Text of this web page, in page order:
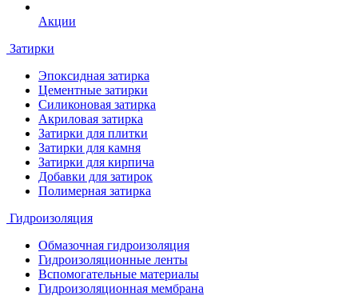
Акции
Затирки
Эпоксидная затирка
Цементные затирки
Силиконовая затирка
Акриловая затирка
Затирки для плитки
Затирки для камня
Затирки для кирпича
Добавки для затирок
Полимерная затирка
Гидроизоляция
Обмазочная гидроизоляция
Гидроизоляционные ленты
Вспомогательные материалы
Гидроизоляционная мембрана